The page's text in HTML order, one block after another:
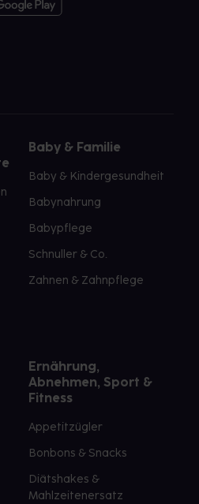
Baby & Familie
Baby & Kindergesundheit
Babynahrung
Babypflege
Schnuller & Co.
Zahnen & Zahnpflege
Ernährung,
Abnehmen, Sport &
Fitness
Appetitzügler
Bonbons & Snacks
Diätshakes &
Mahlzeitenersatz